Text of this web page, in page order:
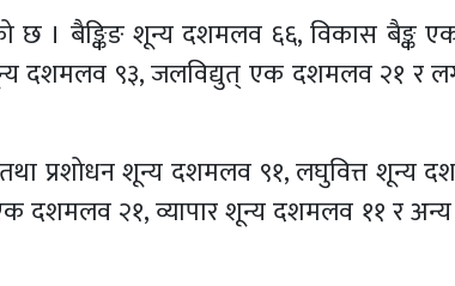
। बैङ्किङ शून्य दशमलव ६६, विकास बैङ्क
दशमलव ९३, जलविद्युत् एक दशमलव २१ र
प्रशोधन शून्य दशमलव ९१, लघुवित्त शून्य
दशमलव २१, व्यापार शून्य दशमलव ११ र